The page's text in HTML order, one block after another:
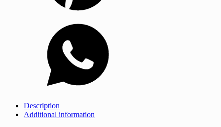
Description
Additional information